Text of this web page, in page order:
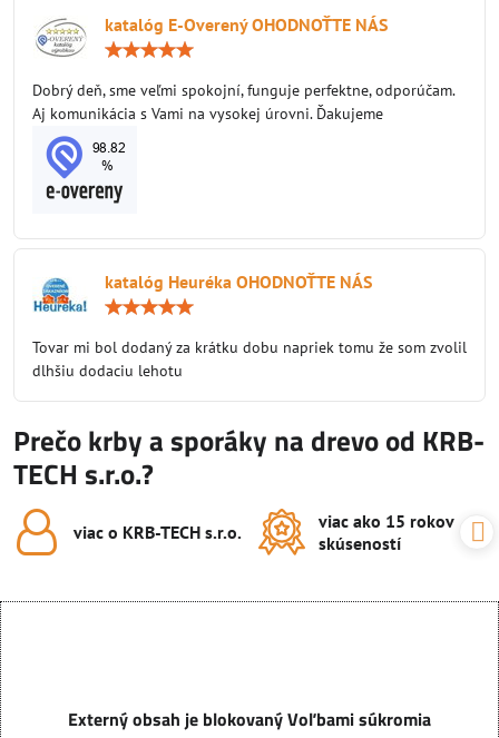
katalóg E-Overený OHODNOŤTE NÁS
5
Dobrý deň, sme veľmi spokojní, funguje perfektne, odporúčam.
Aj komunikácia s Vami na vysokej úrovni. Ďakujeme
katalóg Heuréka OHODNOŤTE NÁS
5
Tovar mi bol dodaný za krátku dobu napriek tomu že som zvolil
dlhšiu dodaciu lehotu
Prečo krby a sporáky na drevo od KRB-
TECH s.r.o.?
viac o KRB-TECH s​.r​.o​.
viac ako 15 rokov
skúseností
Externý obsah je blokovaný Voľbami súkromia